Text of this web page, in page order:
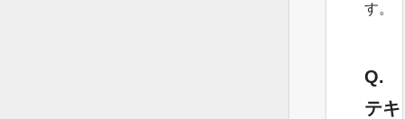
す。
Q.
テキ